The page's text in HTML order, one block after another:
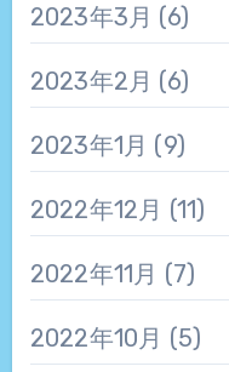
2023年3月 (6)
2023年2月 (6)
2023年1月 (9)
2022年12月 (11)
2022年11月 (7)
2022年10月 (5)